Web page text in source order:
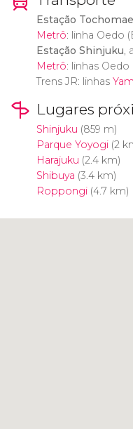
Estação Tochomae
Metrô: linha Oedo
Estação Shinjuku,
Metrô: linhas Oedo
Trens JR: linhas
Lugares
Shinjuku (859 m)
Parque Yoyogi(2
Harajuku (2.4 km)
Shibuya (3.4 km)
Roppongi(4.7 km)